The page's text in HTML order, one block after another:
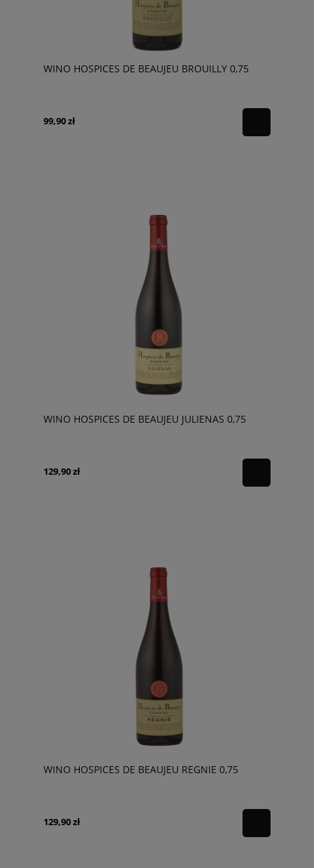
WINO HOSPICES DE BEAUJEU BROUILLY 0,75
99,90 zł
WINO HOSPICES DE BEAUJEU JULIENAS 0,75
129,90 zł
WINO HOSPICES DE BEAUJEU REGNIE 0,75
129,90 zł